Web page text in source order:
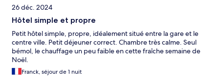
26 déc. 2024
Hôtel simple et propre
Petit hôtel simple, propre, idéalement situé entre la gare et le
centre ville. Petit déjeuner correct. Chambre très calme. Seul
bémol, le chauffage un peu faible en cette fraîche semaine de
Noël.
Franck, séjour de 1 nuit